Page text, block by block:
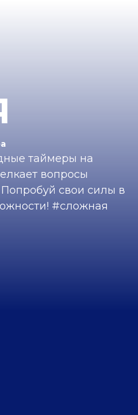
таймеры на
вопросы
Попробуй свои силы в
#сложная